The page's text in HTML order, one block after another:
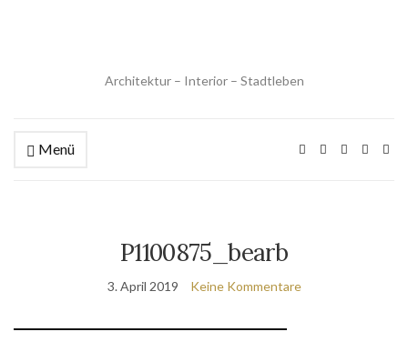
Architektur – Interior – Stadtleben
Menü
P1100875_bearb
3. April 2019 Keine Kommentare